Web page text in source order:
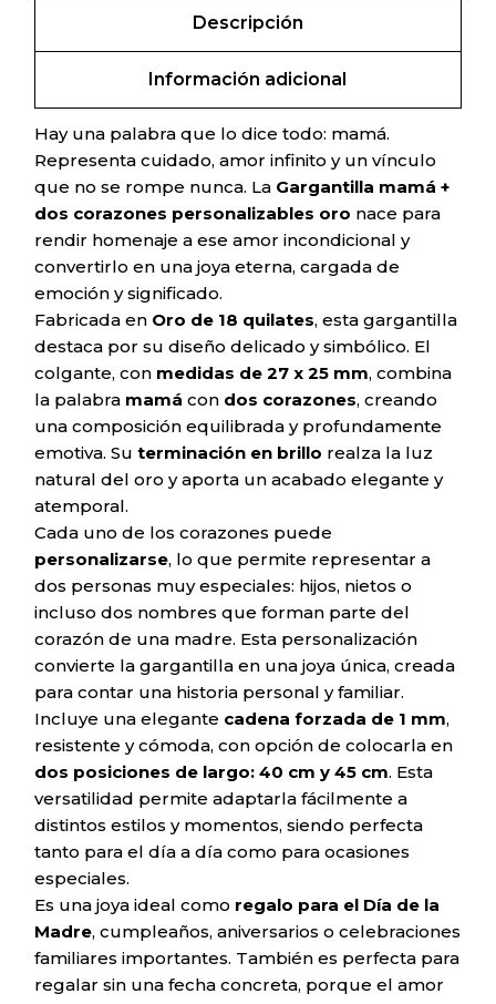
Descripción
Información adicional
Hay una palabra que lo dice todo: mamá.
Representa cuidado, amor infinito y un vínculo
que no se rompe nunca. La Gargantilla mamá +
dos corazones personalizables oro nace para
rendir homenaje a ese amor incondicional y
convertirlo en una joya eterna, cargada de
emoción y significado.
Fabricada en Oro de 18 quilates, esta gargantilla
destaca por su diseño delicado y simbólico. El
colgante, con medidas de 27 x 25 mm, combina
la palabra mamá con dos corazones, creando
una composición equilibrada y profundamente
emotiva. Suterminación en brillo realza la luz
natural del oro y aporta un acabado elegante y
atemporal.
Cada uno de los corazones puede
personalizarse, lo que permite representar a
dos personas muy especiales: hijos, nietos o
incluso dos nombres que forman parte del
corazón de una madre. Esta personalización
convierte la gargantilla en una joya única, creada
para contar una historia personal y familiar.
Incluye una elegante cadena forzada de 1 mm,
resistente y cómoda, con opción de colocarla en
dos posiciones de largo: 40 cm y 45 cm. Esta
versatilidad permite adaptarla fácilmente a
distintos estilos y momentos, siendo perfecta
tanto para el día a día como para ocasiones
especiales.
Es una joya ideal como regalo para el Día de la
Madre, cumpleaños, aniversarios o celebraciones
familiares importantes. También es perfecta para
regalar sin una fecha concreta, porque el amor